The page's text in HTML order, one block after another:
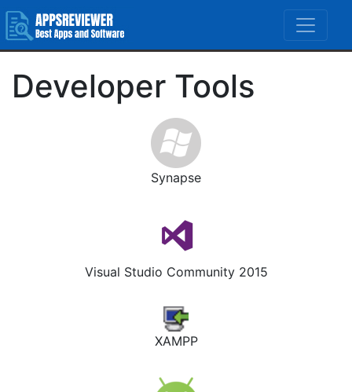
Developer Tools
Synapse
Visual Studio Community 2015
XAMPP